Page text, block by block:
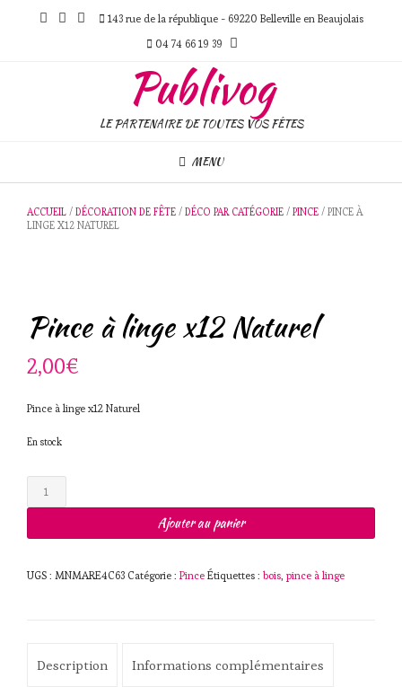
143 rue de la république - 69220 Belleville en Beaujolais
04 74 66 19 39
Publivog
LE PARTENAIRE DE TOUTES VOS FÊTES
MENU
ACCUEIL / DÉCORATION DE FÊTE / DÉCO PAR CATÉGORIE / PINCE / PINCE À
LINGE X12 NATUREL
Pince à linge x12 Naturel
2,00€
Pince à linge x12 Naturel
En stock
Naturel
Ajouter au panier
UGS : MNMARE4C63 Catégorie : Pince Étiquettes : bois, pince à linge
Description Informations complémentaires